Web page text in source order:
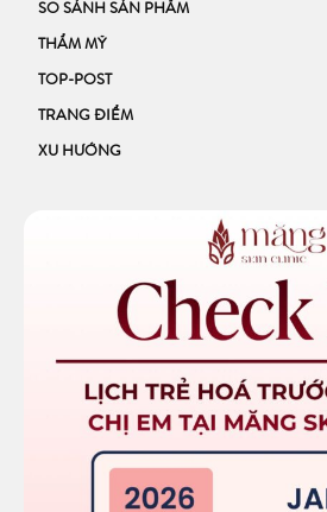
SO SÁNH SẢN PHẨM
THẨM MỸ
TOP-POST
TRANG ĐIỂM
XU HƯỚNG